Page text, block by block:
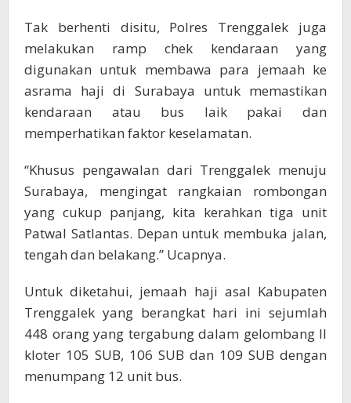
Tak berhenti disitu, Polres Trenggalek juga
melakukan ramp chek kendaraan yang
digunakan untuk membawa para jemaah ke
asrama haji di Surabaya untuk memastikan
kendaraan atau bus laik pakai dan
memperhatikan faktor keselamatan.
“Khusus pengawalan dari Trenggalek menuju
Surabaya, mengingat rangkaian rombongan
yang cukup panjang, kita kerahkan tiga unit
Patwal Satlantas. Depan untuk membuka jalan,
tengah dan belakang.” Ucapnya.
Untuk diketahui, jemaah haji asal Kabupaten
Trenggalek yang berangkat hari ini sejumlah
448 orang yang tergabung dalam gelombang II
kloter 105 SUB, 106 SUB dan 109 SUB dengan
menumpang 12 unit bus.